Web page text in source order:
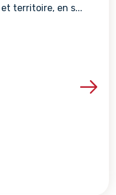
territoire, en s...
Voir les détails de la